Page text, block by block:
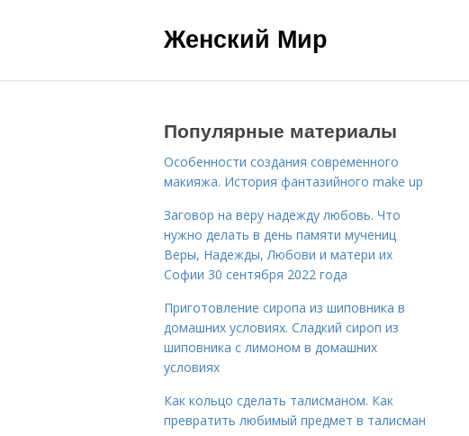
Женский Мир
Популярные материалы
Особенности создания современного
макияжа. История фантазийного make up
Заговор на веру надежду любовь. Что
нужно делать в день памяти мучениц
Веры, Надежды, Любови и матери их
Софии 30 сентября 2022 года
Приготовление сиропа из шиповника в
домашних условиях. Сладкий сироп из
шиповника с лимоном в домашних
условиях
Как кольцо сделать талисманом. Как
превратить любимый предмет в талисман